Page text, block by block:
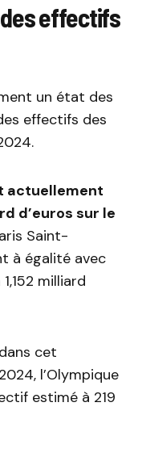
effectifs
un état des
effectifs des
actuellement
d’euros sur le
Saint-
à égalité avec
milliard
cet
l’Olympique
estimé à 219